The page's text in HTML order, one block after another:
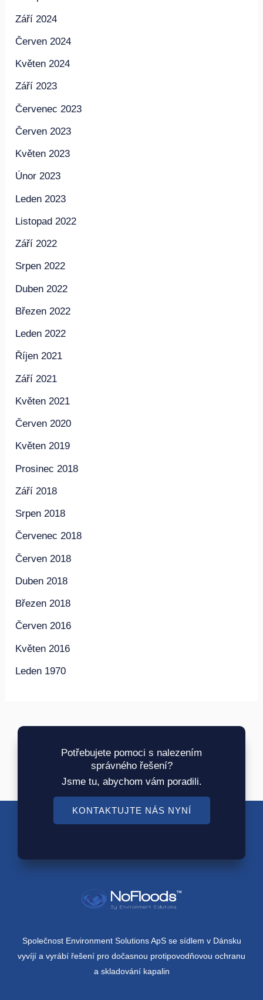
Listopad 2024
Září 2024
Červen 2024
Květen 2024
Září 2023
Červenec 2023
Červen 2023
Květen 2023
Únor 2023
Leden 2023
Listopad 2022
Září 2022
Srpen 2022
Duben 2022
Březen 2022
Leden 2022
Říjen 2021
Září 2021
Květen 2021
Červen 2020
Květen 2019
Prosinec 2018
Září 2018
Srpen 2018
Červenec 2018
Červen 2018
Duben 2018
Březen 2018
Červen 2016
Květen 2016
Potřebujete pomoci s nalezením
správného řešení?
Jsme tu, abychom vám poradili.
Společnost Environment Solutions ApS se sídlem v Dánsku
vyvíjí a vyrábí řešení pro dočasnou protipovodňovou ochranu